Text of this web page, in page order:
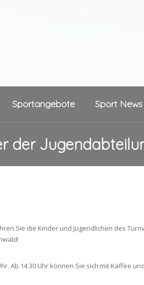
Sportangebote Sport News
der
Sie die Kinder und Jugendlichen des
Ab 14.30 Uhr können Sie sich mit Kaffee